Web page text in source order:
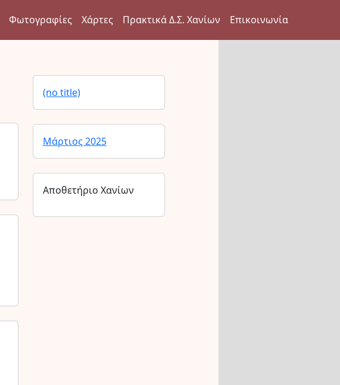
Φωτογραφίες Χάρτες Πρακτικά Δ.Σ. Χανίων Επικοινωνία
(no title)
Μάρτιος 2025
Αποθετήριο Χανίων